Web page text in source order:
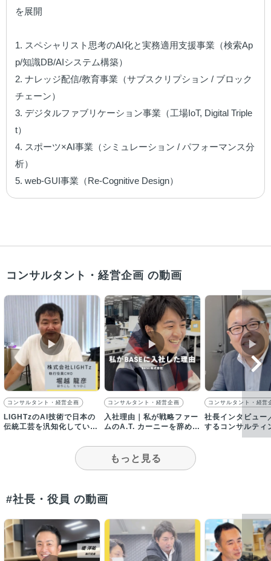
を展開
1. スペシャリスト思考のAI化と実務適用支援事業（検索Ap
p/知識DB/AIシステム構築）
2. ナレッジ配信/教育事業（サブスクリプション / ブロック
チェーン）
3. デジタルファブリケーション事業（工場IoT, Digital Triple
t）
4. スポーツ×AI事業（シミュレーション / パフォーマンス分
析）
5. web-GUI事業（Re-Cognitive Design）
コンサルタント・経営企画 の動画
▶︎
コンサルタント・経営企画
LIGHTzのAI技術で日本の
伝統工芸を汎知化していく
▶︎
コンサルタント・経営企画
入社理由｜私が戦略ファー
ムのA.T. カーニーを辞め
▶︎
コンサルタント・経営
社長インタビュー
するコンサルティ
の代表が語る、次
もっと見る
#社長・役員 の動画